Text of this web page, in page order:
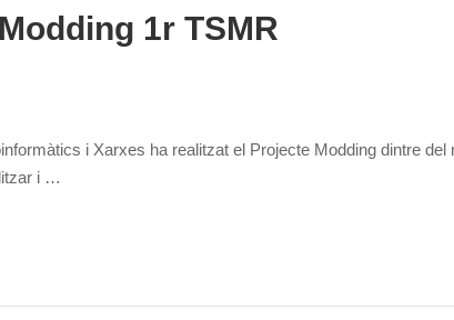
1r TSMR
i Xarxes ha realitzat el Projecte Modding dintre
i …